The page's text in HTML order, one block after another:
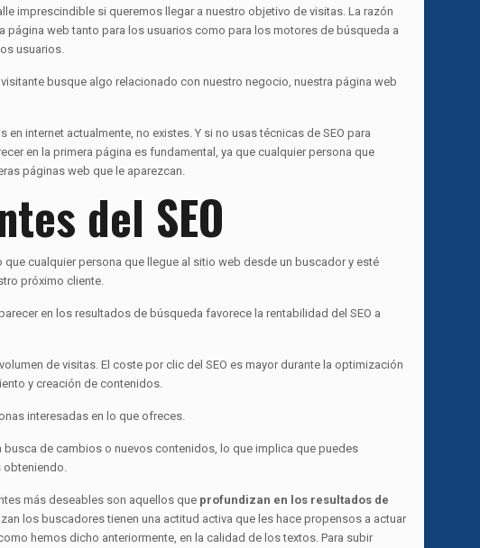
imprescindible si queremos llegar a nuestro objetivo de visitas. La razón
página web tanto para los usuarios como para los motores de búsqueda a
usuarios.
busque algo relacionado con nuestro negocio, nuestra página web
internet actualmente, no existes. Y si no usas técnicas de SEO para
en la primera página es fundamental, ya que cualquier persona que
páginas web que le aparezcan.
del SEO
cualquier persona que llegue al sitio web desde un buscador y esté
próximo cliente.
en los resultados de búsqueda favorece la rentabilidad del SEO a
de visitas. El coste por clic del SEO es mayor durante la optimización
y creación de contenidos.
interesadas en lo que ofreces.
de cambios o nuevos contenidos, lo que implica que puedes
más deseables son aquellos que profundizan en los resultados de
los buscadores tienen una actitud activa que les hace propensos a actuar
hemos dicho anteriormente, en la calidad de los textos. Para subir